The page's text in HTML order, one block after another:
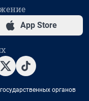
App Store
органов